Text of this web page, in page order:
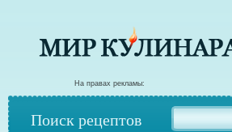
На правах рекламы:
Поиск рецептов